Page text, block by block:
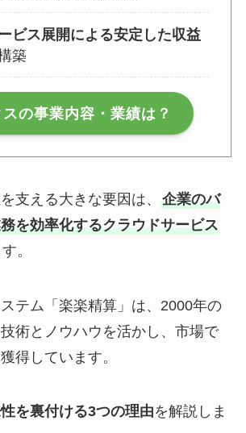
ビス展開による安定した収益
築
スの事業内容・業績は？
支える大きな要因は、 企業のバ
を効率化するクラウドサービス
。
テム「楽楽精算」は、2000年の
術とノウハウを活かし、市場で
得しています。
を裏付ける3つの理由を解説しま